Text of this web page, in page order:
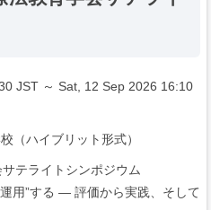
JST ～ Sat, 12 Sep 2026 16:10
（ハイブリット形式）
テライトシンポジウム
用”する — 評価から実践、そして